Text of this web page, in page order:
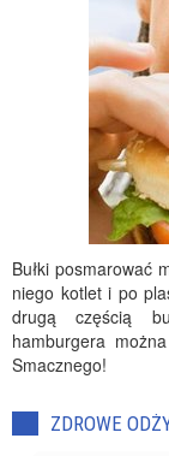
Bułki posmarować
niego kotlet i po
drugą częścią
hamburgera
Smacznego!
ZDROWE